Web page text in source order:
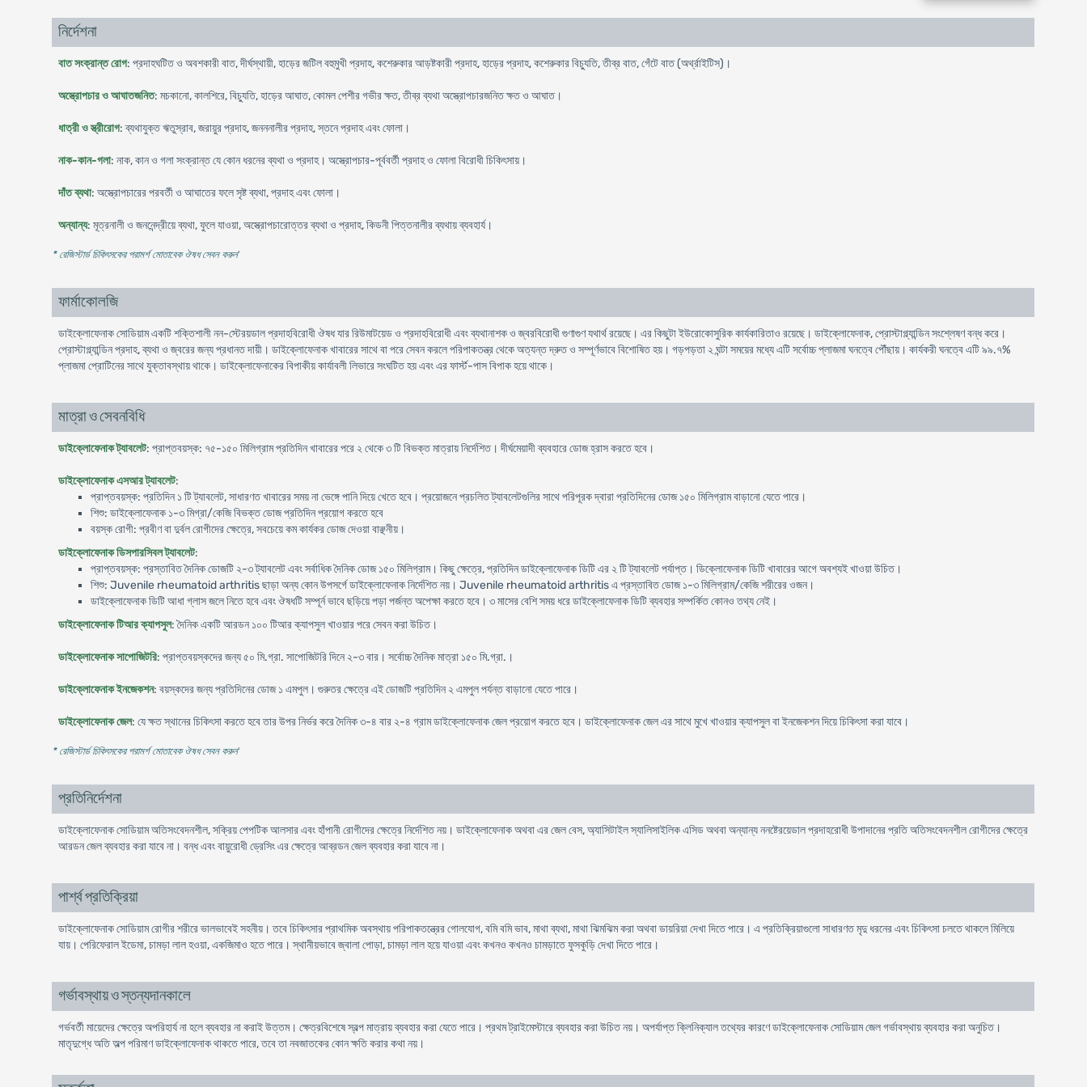
নির্দেশনা
বাত সংক্রান্ত রোগ: প্রদাহঘটিত ও অবশকারী বাত, দীর্ঘস্থায়ী, হাড়ের জটিল বহুমুখী প্রদাহ, কশেরুকার আড়ষ্টকারী প্রদাহ, হাড়ের প্রদাহ, কশেরুকার বিচ্যুতি, তীব্র বাত, গেঁটে বাত (অর্থ্রাইটিস)।
অস্ত্রোপচার ও আঘাতজনিত: মচকানো, কালশিরে, বিচ্যুতি, হাড়ের আঘাত, কোমল পেশীর গভীর ক্ষত, তীব্র ব্যথা অস্ত্রোপচারজনিত ক্ষত ও আঘাত।
ধাত্রী ও স্ত্রীরোগ: ব্যথাযুক্ত ঋতুস্রাব, জরায়ুর প্রদাহ, জনননালীর প্রদাহ, স্তনে প্রদাহ এবং ফোলা।
নাক-কান-গলা: নাক, কান ও গলা সংক্রান্ত যে কোন ধরনের ব্যথা ও প্রদাহ। অস্ত্রোপচার-পূর্ববর্তী প্রদাহ ও ফোলা বিরোধী চিকিৎসায়।
দাঁত ব্যথা: অস্ত্রোপচারের পরবর্তী ও আঘাতের ফলে সৃষ্ট ব্যথা, প্রদাহ এবং ফোলা।
অন্যান্য: মূত্রনালী ও জননেন্দ্রীয়ে ব্যথা, ফুলে যাওয়া, অস্ত্রোপচারোত্তর ব্যথা ও প্রদাহ, কিডনী পিত্তনালীর ব্যথায় ব্যবহার্য।
* রেজিস্টার্ড চিকিৎসকের পরামর্শ মোতাবেক ঔষধ সেবন করুন'
ফার্মাকোলজি
ডাইক্লোফেনাক সোডিয়াম একটি শক্তিশালী নন-স্টেরয়ডাল প্রদাহবিরোধী ঔষধ যার রিউমাটয়েড ও প্রদাহবিরোধী এবং ব্যথানাশক ও জ্বরবিরোধী গুণাগুণ যথার্থ রয়েছে। এর কিছুটা ইউরোকোসুরিক কার্যকারিতাও রয়েছে। ডাইক্লোফেনাক, প্রোস্টাগ্ল্যান্ডিন সংশ্লেষণ বন্ধ করে।
প্রোস্টাগ্ল্যান্ডিন প্রদাহ, ব্যথা ও জ্বরের জন্য প্রধানত দায়ী। ডাইক্লোফেনাক খাবারের সাথে বা পরে সেবন করলে পরিপাকতন্ত্র থেকে অত্যন্ত দ্রুত ও সম্পূর্ণভাবে বিশোষিত হয়। গড়পড়তা ২ ঘন্টা সময়ের মধ্যে এটি সর্বোচ্চ প্লাজমা ঘনত্বে পৌঁছায়। কার্যকরী ঘনত্বে এটি ৯৯.৭%
প্লাজমা প্রোটিনের সাথে যুক্তাবস্থায় থাকে। ডাইক্লোফেনাকের বিপাকীয় কার্যাবলী লিভারে সংঘটিত হয় এবং এর ফার্স্ট-পাস বিপাক হয়ে থাকে।
মাত্রা ও সেবনবিধি
ডাইক্লোফেনাক ট্যাবলেট: প্রাপ্তবয়স্ক: ৭৫-১৫০ মিলিগ্রাম প্রতিদিন খাবারের পরে ২ থেকে ৩ টি বিভক্ত মাত্রায় নির্দেশিত। দীর্ঘমেয়াদী ব্যবহারে ডোজ হ্রাস করতে হবে।
ডাইক্লোফেনাক এসআর ট্যাবলেট:
প্রাপ্তবয়স্ক: প্রতিদিন ১ টি ট্যাবলেট, সাধারণত খাবারের সময় না ভেঙ্গে পানি দিয়ে খেতে হবে। প্রয়োজনে প্রচলিত ট্যাবলেটগুলির সাথে পরিপূরক দ্বারা প্রতিদিনের ডোজ ১৫০ মিলিগ্রাম বাড়ানো যেতে পারে।
শিশু: ডাইক্লোফেনাক ১-৩ মিগ্রা/কেজি বিভক্ত ডোজ প্রতিদিন প্রয়োগ করতে হবে
বয়স্ক রোগী: প্রবীণ বা দুর্বল রোগীদের ক্ষেত্রে, সবচেয়ে কম কার্যকর ডোজ দেওয়া বাঞ্ছনীয়।
ডাইক্লোফেনাক ডিসপারসিবল ট্যাবলেট:
প্রাপ্তবয়স্ক: প্রস্তাবিত দৈনিক ডোজটি ২-৩ ট্যাবলেট এবং সর্বাধিক দৈনিক ডোজ ১৫০ মিলিগ্রাম। কিছু ক্ষেত্রে, প্রতিদিন ডাইক্লোফেনাক ডিটি এর ২ টি ট্যাবলেট পর্যাপ্ত। ডিক্লোফেনাক ডিটি খাবারের আগে অবশ্যই খাওয়া উচিত।
শিশু: Juvenile rheumatoid arthritis ছাড়া অন্য কোন উপসর্গে ডাইক্লোফেনাক নির্দেশিত নয়। Juvenile rheumatoid arthritis এ প্রস্তাবিত ডোজ ১-৩ মিলিগ্রাম/কেজি শরীরের ওজন।
ডাইক্লোফেনাক ডিটি আধা গ্লাস জলে নিতে হবে এবং ঔষধটি সম্পূর্ন ভাবে ছড়িয়ে পড়া পর্জন্ত অপেক্ষা করতে হবে। ৩ মাসের বেশি সময় ধরে ডাইক্লোফেনাক ডিটি ব্যবহার সম্পর্কিত কোনও তথ্য নেই।
ডাইক্লোফেনাক টিআর ক্যাপসুল: দৈনিক একটি আরডন ১০০ টিআর ক্যাপসুল খাওয়ার পরে সেবন করা উচিত।
ডাইক্লোফেনাক সাপোজিটরি: প্রাপ্তবয়স্কদের জন্য ৫০ মি.গ্রা. সাপোজিটরি দিনে ২-৩ বার। সর্বোচ্চ দৈনিক মাত্রা ১৫০ মি.গ্রা.।
ডাইক্লোফেনাক ইনজেকশন: বয়স্কদের জন্য প্রতিদিনের ডোজ ১ এমপুল। গুরুতর ক্ষেত্রে এই ডোজটি প্রতিদিন ২ এমপুল পর্যন্ত বাড়ানো যেতে পারে।
ডাইক্লোফেনাক জেল: যে ক্ষত স্থানের চিকিৎসা করতে হবে তার উপর নির্ভর করে দৈনিক ৩-৪ বার ২-৪ গ্রাম ডাইক্লোফেনাক জেল প্রয়োগ করতে হবে। ডাইক্লোফেনাক জেল এর সাথে মুখে খাওয়ার ক্যাপসুল বা ইনজেকশন দিয়ে চিকিৎসা করা যাবে।
* রেজিস্টার্ড চিকিৎসকের পরামর্শ মোতাবেক ঔষধ সেবন করুন'
প্রতিনির্দেশনা
ডাইক্লোফেনাক সোডিয়াম অতিসংবেদনশীল, সক্রিয় পেপটিক আলসার এবং হাঁপানী রোগীদের ক্ষেত্রে নির্দেশিত নয়। ডাইক্লোফেনাক অথবা এর জেল বেস, অ্যাসিটাইল স্যালিসাইলিক এসিড অথবা অন্যান্য ননষ্টেরয়েডাল প্রদাহরোধী উপাদানের প্রতি অতিসংবেদনশীল রোগীদের ক্ষেত্রে
আরডন জেল ব্যবহার করা যাবে না। বন্ধ এবং বায়ুরোধী ড্রেসিং এর ক্ষেত্রে আব্রডন জেল ব্যবহার করা যাবে না।
পার্শ্ব প্রতিক্রিয়া
ডাইক্লোফেনাক সোডিয়াম রোগীর শরীরে ভালভাবেই সহনীয়। তবে চিকিৎসার প্রাথমিক অবস্থায় পরিপাকতন্ত্রের গোলযোগ, বমি বমি ভাব, মাথা ব্যথা, মাথা ঝিমঝিম করা অথবা ডায়রিয়া দেখা দিতে পারে। এ প্রতিক্রিয়াগুলো সাধারণত মৃদু ধরনের এবং চিকিৎসা চলতে থাকলে মিলিয়ে
যায়। পেরিফেরাল ইডেমা, চামড়া লাল হওয়া, একজিমাও হতে পারে। স্থানীয়ভাবে জ্বালা পোড়া, চামড়া লাল হয়ে যাওয়া এবং কখনও কখনও চামড়াতে ফুসকুড়ি দেখা দিতে পারে।
গর্ভাবস্থায় ও স্তন্যদানকালে
গর্ভবর্তী মায়েদের ক্ষেত্রে অপরিহার্য না হলে ব্যবহার না করাই উত্তম। ক্ষেত্রবিশেষে স্বল্প মাত্রায় ব্যবহার করা যেতে পারে। প্রথম ট্রাইমেস্টারে ব্যবহার করা উচিত নয়। অপর্যাপ্ত ক্লিনিক্যাল তথ্যের কারণে ডাইক্লোফেনাক সোডিয়াম জেল গর্ভাবস্থায় ব্যবহার করা অনুচিত।
মাতৃদুগ্ধে অতি অল্প পরিমাণ ডাইক্লোফেনাক থাকতে পারে, তবে তা নবজাতকের কোন ক্ষতি করার কথা নয়।